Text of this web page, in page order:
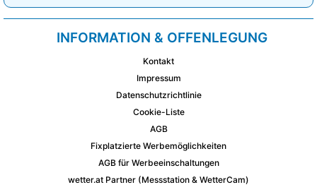
INFORMATION & OFFENLEGUNG
Kontakt
Impressum
Datenschutzrichtlinie
Cookie-Liste
AGB
Fixplatzierte Werbemöglichkeiten
AGB für Werbeeinschaltungen
wetter.at Partner (Messstation & WetterCam)